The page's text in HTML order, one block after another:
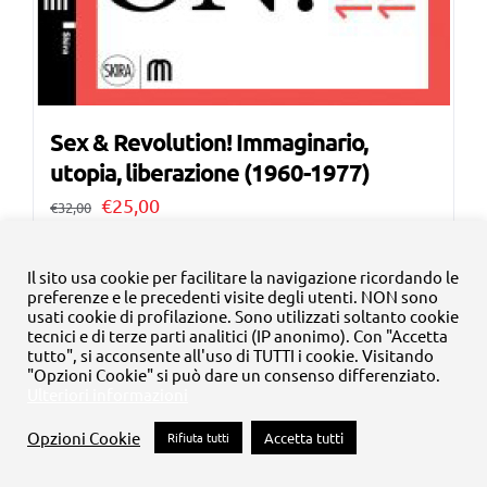
Sex & Revolution! Immaginario,
utopia, liberazione (1960-1977)
€32,00 Il
originale
era:
€32,00.
€25,00Il
attuale
è:
€25,00.
Il sito usa cookie per facilitare la navigazione ricordando le
preferenze e le precedenti visite degli utenti. NON sono
usati cookie di profilazione. Sono utilizzati soltanto cookie
tecnici e di terze parti analitici (IP anonimo). Con "Accetta
tutto", si acconsente all'uso di TUTTI i cookie. Visitando
"Opzioni Cookie" si può dare un consenso differenziato.
Opzioni Cookie Rifiuta tutti Accetta tutti